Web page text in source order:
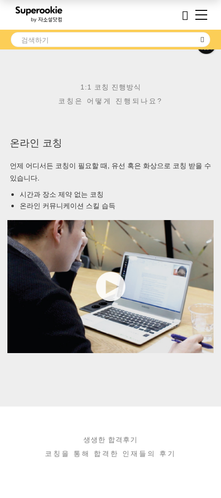
1:1 코칭 진행방식
코칭은 어떻게 진행되나요?
온라인 코칭
언제 어디서든 코칭이 필요할 때, 유선 혹은 화상으로 코칭 받을 수
있습니다.
시간과 장소 제약 없는 코칭
온라인 커뮤니케이션 스킬 습득
생생한 합격후기
코칭을 통해 합격한 인재들의 후기